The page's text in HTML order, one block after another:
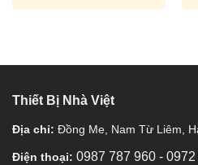
Thiết Bị Nhà Việt
Địa chỉ: Đồng Me, Nam Từ Liêm,
Điện thoại: 0987 787 960 - 0972